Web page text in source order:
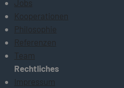
Jobs
Kooperationen
Philosophie
Referenzen
Team
Rechtliches
Impressum